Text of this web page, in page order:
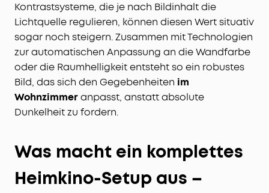
Kontrastsysteme, die je nach Bildinhalt die
Lichtquelle regulieren, können diesen Wert situativ
sogar noch steigern. Zusammen mit Technologien
zur automatischen Anpassung an die Wandfarbe
oder die Raumhelligkeit entsteht so ein robustes
Bild, das sich den Gegebenheiten im
Wohnzimmeranpasst, anstatt absolute
Dunkelheit zu fordern.
Was macht ein komplettes
Heimkino-Setup aus –